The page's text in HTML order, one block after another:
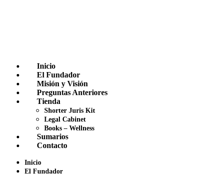
Inicio
El Fundador
Misión y Visión
Preguntas Anteriores
Tienda
Shorter Juris Kit
Legal Cabinet
Books – Wellness
Sumarios
Contacto
Inicio
El Fundador